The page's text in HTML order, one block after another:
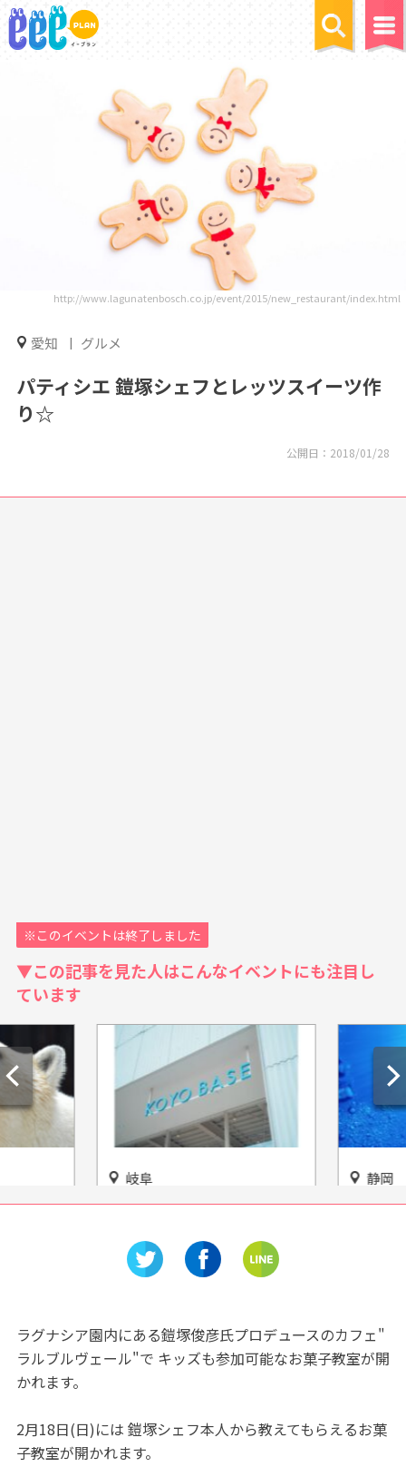
http://www.lagunatenbosch.co.jp/event/2015/new_restaurant/index.html
愛知 グルメ
パティシエ 鎧塚シェフとレッツスイーツ作
り☆
公開日： 2018/01/28
※このイベントは終了しました
▼この記事を見た人はこんなイベントにも注目し
ています
合動植
岐阜
うつわの複合体験施設
にオープン
静岡
歴史と
ラグナシア園内にある鎧塚俊彦氏プロデュースのカフェ"
ラルブルヴェール"で キッズも参加可能なお菓子教室が開
かれます。
2月18日(日)には 鎧塚シェフ本人から教えてもらえるお菓
子教室が開かれます。